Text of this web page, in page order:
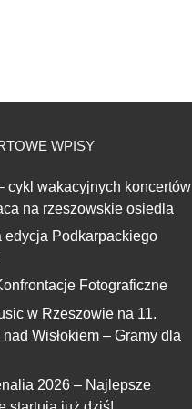
WPISY
cykl wakacyjnych koncertów
na rzeszowskie osiedla
edycja Podkarpackiego
Fotograficzne
w Rzeszowie na 11.
Wisłokiem – Gramy dla
2026 – Najlepsze